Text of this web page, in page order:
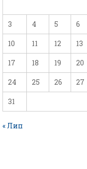
3 4 5 6
10 11 12 13
17 18 19 20
24 25 26 27
31
« Лип